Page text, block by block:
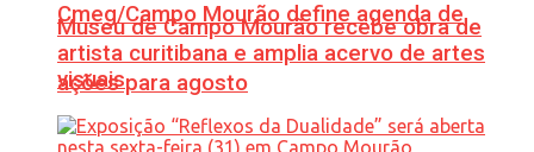
Cmeg/Campo Mourão define agenda de
ações para agosto
Museu de Campo Mourão recebe obra de
artista curitibana e amplia acervo de artes
visuais